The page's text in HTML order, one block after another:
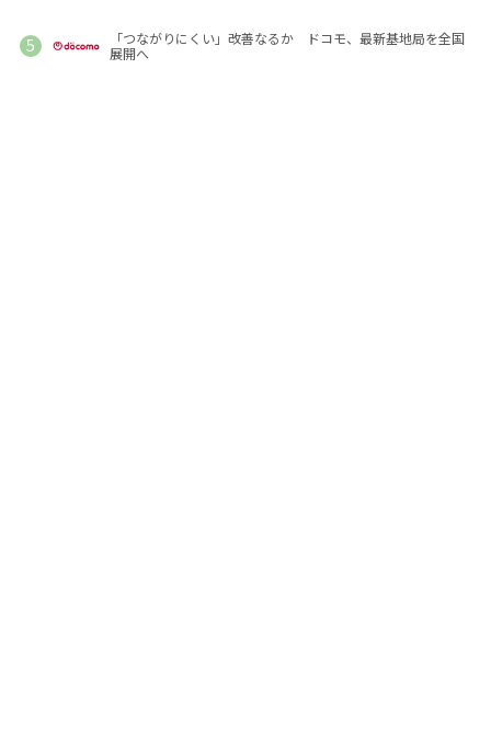
「つながりにくい」改善なるか ドコモ、最新基地局を全国
展開へ